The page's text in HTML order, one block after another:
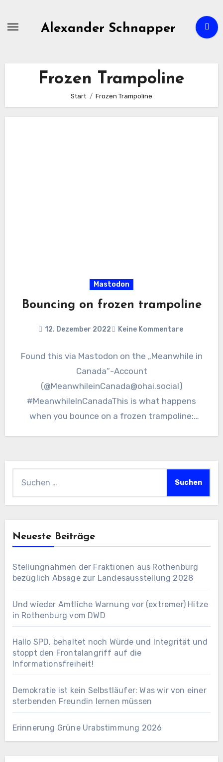
Alexander Schnapper
Frozen Trampoline
Start Frozen Trampoline
Mastodon
Bouncing on frozen trampoline
12. Dezember 2022 Keine Kommentare
Found this via Mastodon on the „Meanwhile in
Canada“-Account
(@MeanwhileinCanada@ohai.social)
#MeanwhileInCanadaThis is what happens
when you bounce on a frozen trampoline:
Neueste Beiträge
Stellungnahmen der Fraktionen aus Rothenburg
bezüglich Absage zur Landesausstellung 2028
Und wieder Amtliche Warnung vor (extremer) Hitze
in Rothenburg vom DWD
Hallo SPD, behaltet noch Würde und Integrität und
stoppt den Frontalangriff auf die
Informationsfreiheit!
Demokratie ist kein Selbstläufer: Was wir von einer
sterbenden Freundin lernen müssen
Erinnerung Grüne Urabstimmung 2026